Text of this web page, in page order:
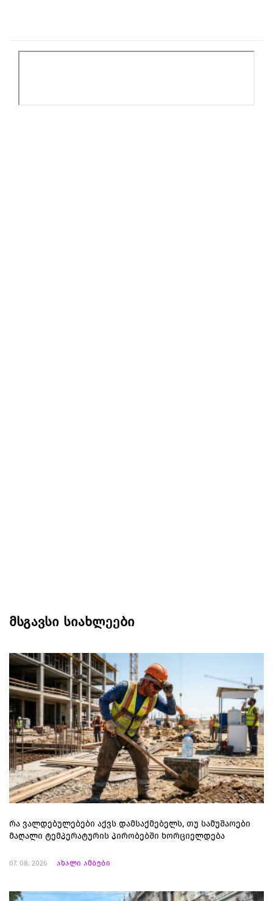
მსგავსი სიახლეები
რა ვალდებულებები აქვს დამსაქმებელს, თუ სამუშაოები
მაღალი ტემპერატურის პირობებში ხორციელდება
07. 08. 2026 ახალი ამბები